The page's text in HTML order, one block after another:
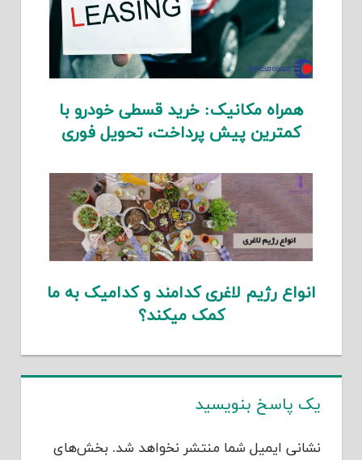
همراه مکانیک: خرید قسطی خودرو با
کمترین پیش پرداخت، تحویل فوری
انواع رژیم لاغری کدامند و کدامیک به ما
کمک میکند؟
یک پاسخ بنویسید
نشانی ایمیل شما منتشر نخواهد شد. بخش‌های